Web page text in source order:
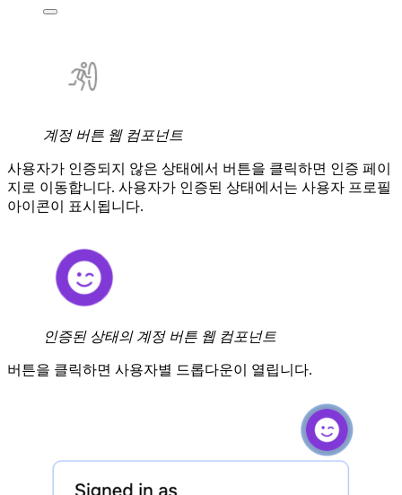
계정 버튼 웹 컴포넌트
사용자가 인증되지 않은 상태에서 버튼을 클릭하면 인증 페이
지로 이동합니다. 사용자가 인증된 상태에서는 사용자 프로필
아이콘이 표시됩니다.
인증된 상태의 계정 버튼 웹 컴포넌트
버튼을 클릭하면 사용자별 드롭다운이 열립니다.